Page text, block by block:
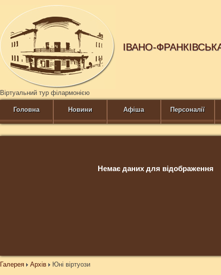
ІВАНО-
Віртуальний тур філармонією
Головна Новини Афіша Персоналії
Немає даних для відображення
Галерея Архів Юні віртуози